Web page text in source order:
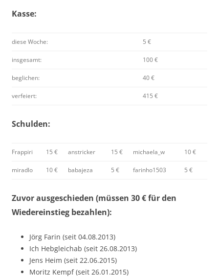
Kasse:
diese Woche: 5 €
insgesamt: 100 €
beglichen: 40 €
verfeiert: 415 €
Schulden:
Frappiri 15 € anstricker 15 € michaela_w 10 €
miradlo 10 € babajeza 5 € farinho1503 5 €
Zuvor ausgeschieden (müssen 30 € für den
Wiedereinstieg bezahlen):
Jörg Farin (seit 04.08.2013)
Ich Hebgleichab (seit 26.08.2013)
Jens Heim (seit 22.06.2015)
Moritz Kempf (seit 26.01.2015)